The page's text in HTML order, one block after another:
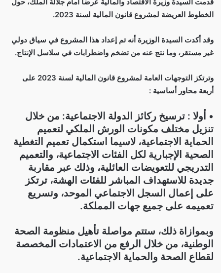
الخطوط العريضة لمشروع قانون المالية لسنة 2023.
وقد أكدت السيدة الوزيرة أنه تم إعداد هذا المشروع في سياق دولي
غير مستقر، وما نتج عنه من تضخم واضطرابات في سلاسل الإنتاج.
وترتكز التوجهات العامة لمشروع قانون المالية لسنة 2023 على
أربعة محاور أساسية :
• أولا : ترسيخ ركائز الدولة الاجتماعية: من خلال
تنزيل مختلف مكونات الورش الملكي لتعميم
الحماية الاجتماعية، لاسيما استكمال تعميم التغطية
الصحية الإجبارية لكل الفئات الاجتماعية، والتعميم
التدريجي للتعويضات العائلية، وذلك عبر مقاربة
جديدة للاستهداف المباشر للفئات الهشة، ترتكز
على إعمال السجل الاجتماعي الموحد، وتسريع
تعميمه على جميع جهات المملكة.
وبموازاة ذلك، ستتم مواصلة تأهيل منظومة الصحة
الوطنية، من خلال الرفع من الاعتمادات المخصصة
لقطاع الصحة والحماية الاجتماعية.